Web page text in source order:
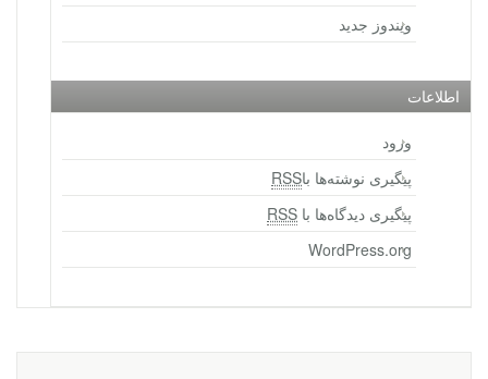
ویندوز جدید
اطلاعات
ورود
پیگیری نوشته‌ها باRSS
پیگیری دیدگاه‌ها با RSS
WordPress.org